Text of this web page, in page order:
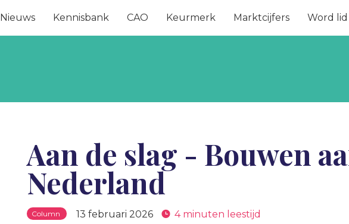
Nieuws Kennisbank CAO Keurmerk Marktcijfers Word lid
Aan de slag - Bouwen
Nederland
Column 13 februari 2026 4 minuten leestijd